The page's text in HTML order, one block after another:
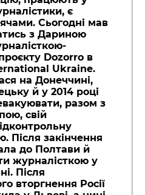
є
Сьогодні мав
з Дариною
Dozorro в
Ukraine.
на Донеччині,
й у 2014 році
разом з
свій
Після закінчення
до Полтави й
журналісткою у
Після
вторгнення Росії